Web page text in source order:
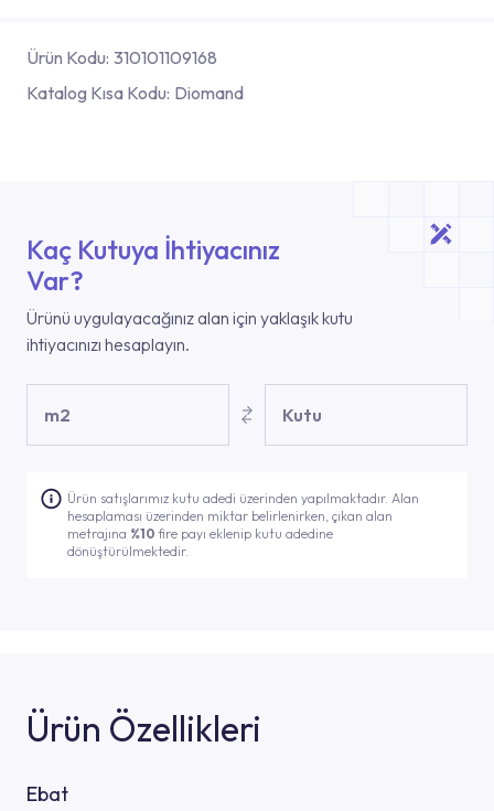
Ürün Kodu: 310101109168
Katalog Kısa Kodu: Diomand
Kaç Kutuya İhtiyacınız
Var?
Ürünü uygulayacağınız alan için yaklaşık kutu
ihtiyacınızı hesaplayın.
m2 Kutu
Ürün satışlarımız kutu adedi üzerinden yapılmaktadır. Alan
hesaplaması üzerinden miktar belirlenirken, çıkan alan
metrajına %10fire payı eklenip kutu adedine
dönüştürülmektedir.
Ürün Özellikleri
Ebat